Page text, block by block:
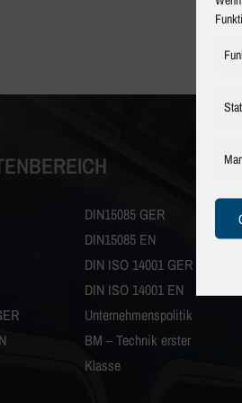
DIN15085 GER
DIN15085 EN
DIN ISO 14001 GER
DIN ISO 14001 EN
Unternehmenspolitik
BM – Technik erster
Klasse